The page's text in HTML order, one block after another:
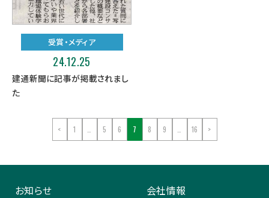
受賞・メディア
24.12.25
建通新聞に記事が掲載されまし
た
< 1 5 6 7 8 9 16 >
お知らせ 会社情報